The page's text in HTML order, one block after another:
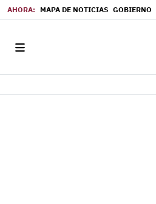
MAPA DE NOTICIAS GOBIERNO